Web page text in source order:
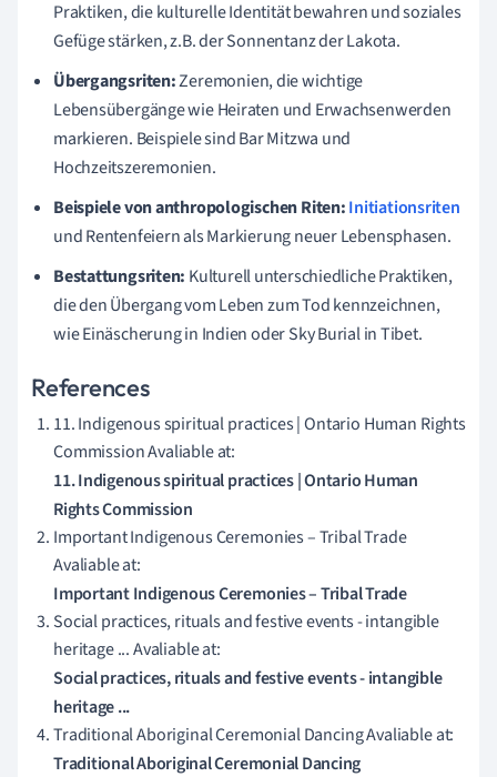
Praktiken, die kulturelle Identität bewahren und soziales
Gefüge stärken, z.B. der Sonnentanz der Lakota.
Übergangsriten:Zeremonien, die wichtige
Lebensübergänge wie Heiraten und Erwachsenwerden
markieren. Beispiele sind Bar Mitzwa und
Hochzeitszeremonien.
Beispiele von anthropologischen Riten:Initiationsriten
und Rentenfeiern als Markierung neuer Lebensphasen.
Bestattungsriten: Kulturell unterschiedliche Praktiken,
die den Übergang vom Leben zum Tod kennzeichnen,
wie Einäscherung in Indien oder Sky Burial in Tibet.
References
11. Indigenous spiritual practices | Ontario Human Rights
Commission Avaliable at:
11. Indigenous spiritual practices | Ontario Human
Rights Commission
Important Indigenous Ceremonies – Tribal Trade
Avaliable at:
Important Indigenous Ceremonies – Tribal Trade
Social practices, rituals and festive events - intangible
heritage ... Avaliable at:
Social practices, rituals and festive events - intangible
heritage ...
Traditional Aboriginal Ceremonial Dancing Avaliable at:
Traditional Aboriginal Ceremonial Dancing